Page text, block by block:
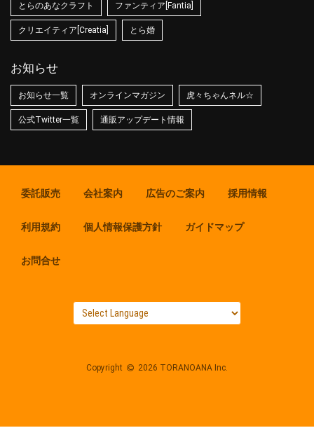
とらのあなクラフト ファンティア[Fantia]
クリエイティア[Creatia] とら婚
お知らせ
お知らせ一覧 オンラインマガジン 虎々ちゃんネル☆
公式Twitter一覧 通販アップデート情報
委託販売 会社案内 広告のご案内 採用情報
利用規約 個人情報保護方針 ガイドマップ
お問合せ
Copyright 2026 TORANOANA Inc.